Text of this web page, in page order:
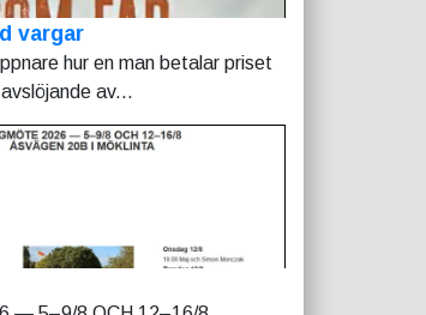
vargar
hur en man betalar priset
av...